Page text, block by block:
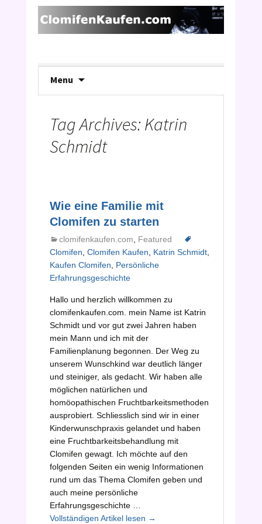
Menu
Tag Archives: Katrin
Schmidt
Wie eine Familie mit
Clomifen zu starten
clomifenkaufen.com
Featured
Clomifen Clomifen Kaufen Katrin Schmidt,
Kaufen Clomifen
Persönliche
Erfahrungsgeschichte
Hallo und herzlich willkommen zu
clomifenkaufen.com. mein Name ist Katrin
Schmidt und vor gut zwei Jahren haben
mein Mann und ich mit der
Familienplanung begonnen. Der Weg zu
unserem Wunschkind war deutlich länger
und steiniger, als gedacht. Wir haben alle
möglichen natürlichen und
homöopathischen Fruchtbarkeitsmethoden
ausprobiert. Schliesslich sind wir in einer
Kinderwunschpraxis gelandet und haben
eine Fruchtbarkeitsbehandlung mit
Clomifen gewagt. Ich möchte auf den
folgenden Seiten ein wenig Informationen
rund um das Thema Clomifen geben und
auch meine persönliche
Erfahrungsgeschichte …
Vollständigen Artikel lesen Wie
→